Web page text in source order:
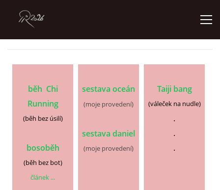
GALERIE
KONTAKT
běh Chi
Running
(běh bez úsilí)
bosoběh
(běh bez bot)
článek ...
sestava oceán
(moje provedení)
sestava daniel
(moje provedení)
Taiji bang
(váleček na nudle)
.
.
.